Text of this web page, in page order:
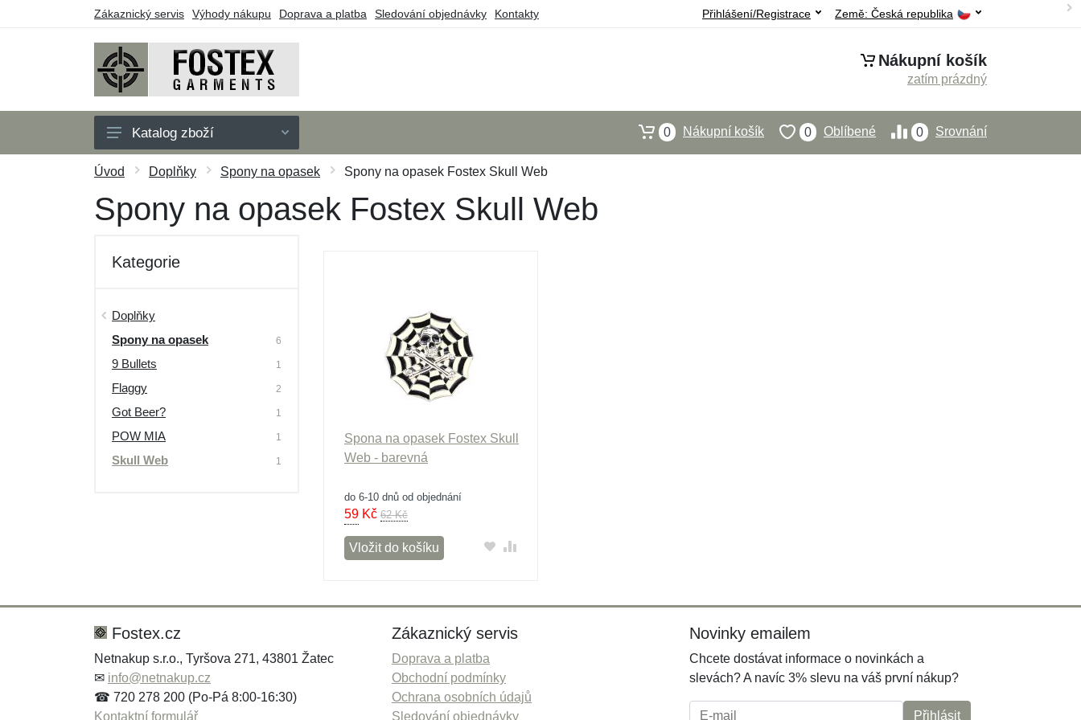
Zákaznický servis Výhody nákupu Doprava a platba Sledování objednávky Kontakty Země: Česká republika
Přihlášení/Registrace
Nákupní košík
zatím prázdný
Pánské
Dětské
Doplňky
Outdoor
Taktické vybavení
Dárkové poukazy
Výprodej
Katalog zboží 0 Srovnání
0 Oblíbené
0 Nákupní košík
Úvod Doplňky Spony na opasek Spony na opasek Fostex Skull Web
Spony na opasek Fostex Skull Web
Kategorie
Doplňky
Spony na opasek
6
9 Bullets 1
Flaggy 2
Got Beer? 1
POW MIA 1
Skull Web 1
Spona na opasek Fostex Skull
Web - barevná
do 6-10 dnů od objednání
59 Kč 62 Kč
Vložit do košíku
Fostex.cz
Netnakup s.r.o., Tyršova 271, 43801 Žatec
✉ info@netnakup.cz
☎ 720 278 200 (Po-Pá 8:00-16:30)
Kontaktní formulář
Zákaznický servis
Doprava a platba
Obchodní podmínky
Ochrana osobních údajů
Sledování objednávky
Novinky emailem
Chcete dostávat informace o novinkách a
slevách? A navíc 3% slevu na váš první nákup?
E-mail: Přihlásit